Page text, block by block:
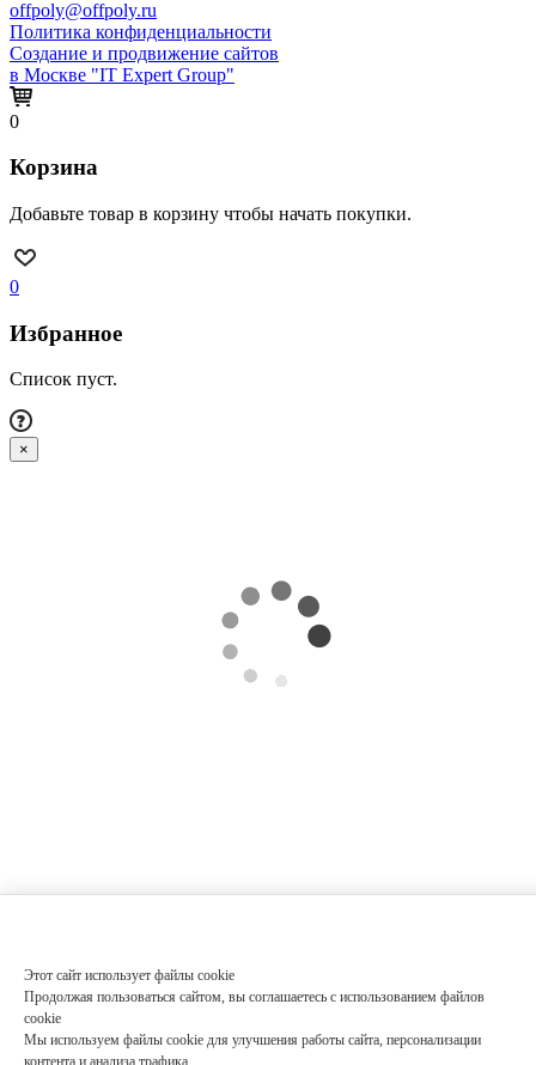
offpoly@offpoly.ru
Политика конфиденциальности
Создание и продвижение сайтов
в Москве "IT Expert Group"
Этот сайт использует файлы cookie
Продолжая пользоваться сайтом, вы соглашаетесь с использованием файлов
cookie
Мы используем файлы cookie для улучшения работы сайта, персонализации
контента и анализа трафика
0
Корзина
Добавьте товар в корзину чтобы начать покупки.
0
Избранное
Список пуст.
×